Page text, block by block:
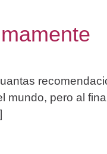
pero al